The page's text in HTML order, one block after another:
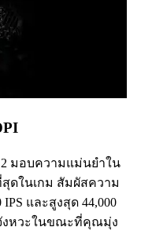
2 มอบความแม่นยำใน
ดในเกม สัมผัสความ
และสูงสุด 44,000
งหวะในขณะที่คุณมุ่ง